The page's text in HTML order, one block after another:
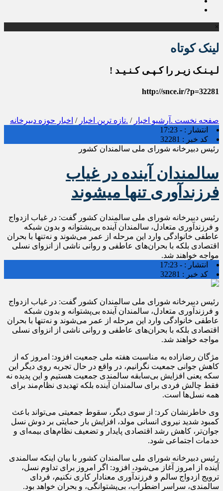
×
لینک کوتاه
لـیـنـک زیـر را کـپـی کـنـیـد !
http://snce.ir/?p=32281
صفحه نخست .آرشیو اخبار / .تازه ترین اخبار / اخبار حوزه دبیرخانه
انتشار : - 17:23
کد خبر : 32281
رئیس دبیرخانه شورای ملی سالمندان کشور
سالمندان آینده در غیاب
فرزندآوری تنها میشوند
رئیس دبیرخانه شورای ملی سالمندان کشور گفت: در غیاب ازدواج
و فرزندآوری متعادل، سالمندان آینده بی‌پشتوانه و بدون شبکه
عاطفی خانوادگی وارد این مرحله از عمر می‌شوند و نه‌تنها با بحران
اقتصادی بلکه با بحران‌های عاطفی و روانی ناشی از انزوای نسلی
مواجه خواهند شد.
انتشار : - 17:23
کد خبر : 32281
رئیس دبیرخانه شورای ملی سالمندان کشور گفت: در غیاب ازدواج
و فرزندآوری متعادل، سالمندان آینده بی‌پشتوانه و بدون شبکه
عاطفی خانوادگی وارد این مرحله از عمر می‌شوند و نه‌تنها با بحران
اقتصادی بلکه با بحران‌های عاطفی و روانی ناشی از انزوای نسلی
مواجه خواهند شد.
مژگان رضازاده به مناسبت هفته ملی جمعیت افزود: امروز که از
کاهش جوانی جمعیت نگرانیم، در واقع در حال تجربه روی دیگر این
سکه یعنی افزایش بی‌سابقه سالمندی جمعیت هستیم و این پدیده نه
فقط چالش فردی برای سالمندان آینده بلکه تهدیدی نظام‌مند برای
همه نسل‌ها است.
وی خاطرنشان کرد: از سوی دیگر، سقوط جمعیتی می‌تواند باعث
کمبود شدید نیروی انسانی مولد، افزایش بار حمایتی بر دوش نسل
جوان‌تر، کاهش رشد اقتصادی پایدار و تضعیف نظام‌های بیمه‌ای و
خدمات اجتماعی شود.
رئیس دبیرخانه شورای ملی سالمندان کشور با بیان اینکه سالمندی
آینده از امروز آغاز می‌شود، افزود: اگر امروز برای تداوم نسل،
ترویج ازدواج سالم و فرزندآوری معنادار کاری نکنیم، فردای
سالمندی، سراسر اضطراب، بی‌پشتوانگی، و بحران خواهد بود.